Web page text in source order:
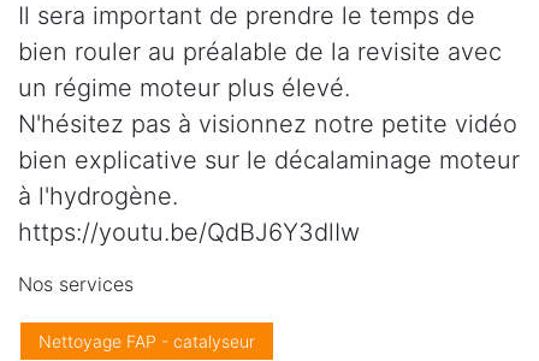
Il sera important de prendre le temps de
bien rouler au préalable de la revisite avec
un régime moteur plus élevé.
N'hésitez pas à visionnez notre petite vidéo
bien explicative sur le décalaminage moteur
à l'hydrogène.
https://youtu.be/QdBJ6Y3dlIw
Nos services
Nettoyage FAP - catalyseur